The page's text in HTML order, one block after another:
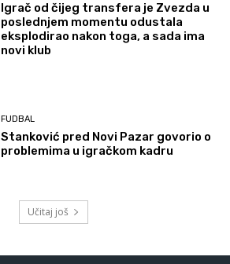
Igrač od čijeg transfera je Zvezda u
poslednjem momentu odustala
eksplodirao nakon toga, a sada ima
novi klub
FUDBAL
Stanković pred Novi Pazar govorio o
problemima u igračkom kadru
Učitaj još